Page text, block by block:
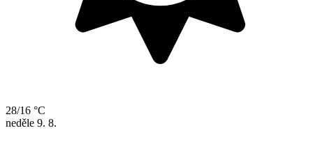
28/16 °C
neděle 9. 8.